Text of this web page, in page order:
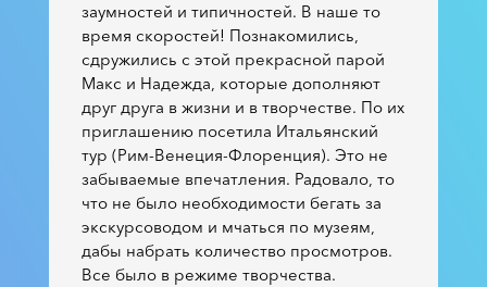
заумностей и типичностей. В наше то
время скоростей! Познакомились,
сдружились с этой прекрасной парой
Макс и Надежда, которые дополняют
друг друга в жизни и в творчестве. По их
приглашению посетила Итальянский
тур (Рим-Венеция-Флоренция). Это не
забываемые впечатления. Радовало, то
что не было необходимости бегать за
экскурсоводом и мчаться по музеям,
дабы набрать количество просмотров.
Все было в режиме творчества.